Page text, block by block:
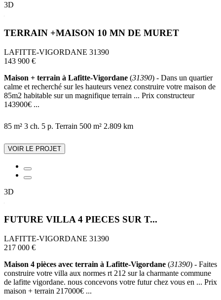
3D
TERRAIN +MAISON 10 MN DE MURET
LAFITTE-VIGORDANE 31390
143 900 €
Maison + terrain à Lafitte-Vigordane (31390) - Dans un quartier
calme et recherché sur les hauteurs venez construire votre maison de
85m2 habitable sur un magnifique terrain ... Prix constructeur
143900€ ...
85 m² 3 ch. 5 p. Terrain 500 m² 2.809 km
VOIR LE PROJET
3D
FUTURE VILLA 4 PIECES SUR T...
LAFITTE-VIGORDANE 31390
217 000 €
Maison 4 pièces avec terrain à Lafitte-Vigordane (31390) - Faites
construire votre villa aux normes rt 212 sur la charmante commune
de lafitte vigordane. nous concevons votre futur chez vous en ... Prix
maison + terrain 217000€ ...